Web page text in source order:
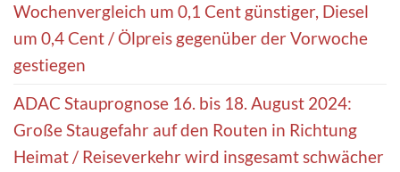
Wochenvergleich um 0,1 Cent günstiger, Diesel
um 0,4 Cent / Ölpreis gegenüber der Vorwoche
gestiegen
ADAC Stauprognose 16. bis 18. August 2024:
Große Staugefahr auf den Routen in Richtung
Heimat / Reiseverkehr wird insgesamt schwächer